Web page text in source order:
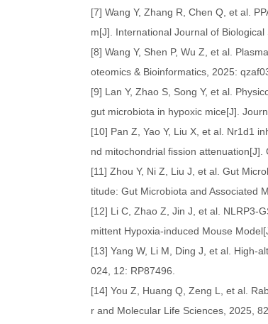
[7] Wang Y, Zhang R, Chen Q, et al.
m[J]. International Journal of Biological
[8] Wang Y, Shen P, Wu Z, et al.
oteomics & Bioinformatics, 2025:
[9] Lan Y, Zhao S, Song Y, et al.
gut microbiota in hypoxic mice[J].
[10] Pan Z, Yao Y, Liu X, et al. Nr1d1
nd mitochondrial fission attenuation[J].
[11] Zhou Y, Ni Z, Liu J, et al. Gut
titude: Gut Microbiota and Associated
[12] Li C, Zhao Z, Jin J, et al. NLRP3-
mittent Hypoxia-induced Mouse
[13] Yang W, Li M, Ding J, et al. High-
024, 12: RP87496.
[14] You Z, Huang Q, Zeng L, et al.
r and Molecular Life Sciences, 2025,